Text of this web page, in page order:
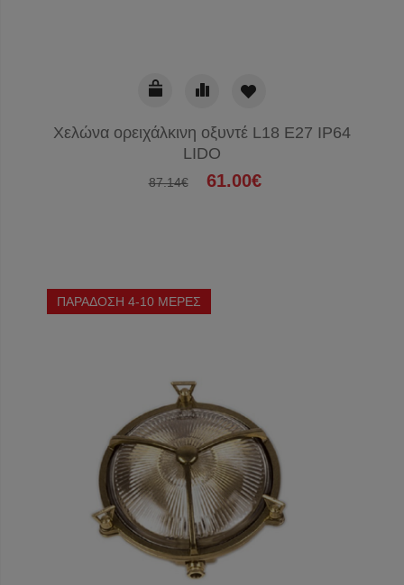
Χελώνα ορειχάλκινη οξυντέ L18 E27 IP64
LIDO
87.14€ 61.00€
ΠΑΡΑΔΟΣΗ 4-10 ΜΕΡΕΣ